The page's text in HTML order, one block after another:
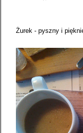
Żurek - pyszny i